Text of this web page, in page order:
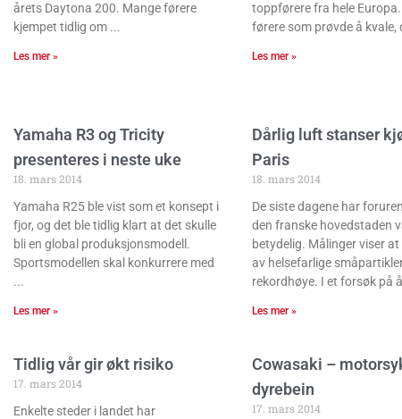
årets Daytona 200. Mange førere
kjempet tidlig om
Les mer »
toppførere fra hele
førere som prøvde å kvale,
Les mer »
Yamaha R3 og Tricity
presenteres i neste uke
18. mars 2014
Yamaha R25 ble vist som et konsept i
fjor, og det ble tidlig klart at det skulle
bli en global produksjonsmodell.
Sportsmodellen skal konkurrere med
Les mer »
Dårlig luft stanser
Paris
18. mars 2014
De siste dagene har
den franske hovedstaden
betydelig. Målinger viser
av helsefarlige
rekordhøye. I et forsøk på å
Les mer »
Tidlig vår gir økt risiko
17. mars 2014
Enkelte steder i landet har
Cowasaki –
dyrebein
17. mars 2014